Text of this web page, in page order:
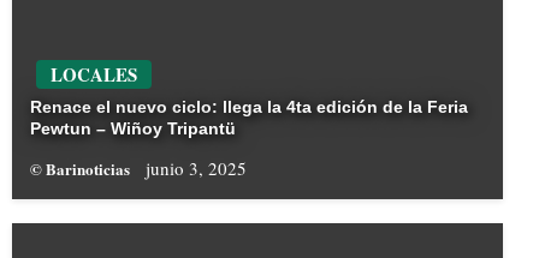
LOCALES
Renace el nuevo ciclo: llega la 4ta edición de la Feria
Pewtun – Wiñoy Tripantü
© Barinoticias junio 3, 2025